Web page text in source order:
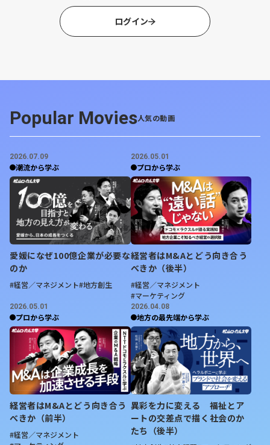
ログイン
所に 新アリーナで小川オーナー
・
候補地を4カ所に絞り込み
中島公園、真駒内公園など4カ所に絞られた。来春までに
建設地を最終決定する方針で、札幌市にも計画を説明す
る。
・各候補地の特徴と課題
苗穂は広大な用地を活用したまちづくりが期待される一
方、工場移転や土壌改良が課題。中島公園や真駒内公園で
は既存施設の再整備やパークPFIの活用を検討している。
・新アリーナで地域活性化を目指す
小川嶺オーナーは、利便性の高い札幌中心部でアリーナ整
備を進め、試合開催だけでなく周辺開発も含めた地域活性
化につなげる考えを示している。
【コメント】
レバンガの新アリーナは、思った以上に動きが早いです
ね。札幌市も巻き込んで来春まで決めようとしている。小
川オーナーは本格的に経営をスタートしてまだ1年ぐらい
なのに、北海道にも広く人脈を築いて動いていってます。
しかもタイミーの経営をやりながら。わずか28歳で人生
Popular Movies人気の動画
2026.07.09
潮流から学ぶ
愛媛になぜ100億企業が必要な
のか
#経営／マネジメント#地方創生
2026.05.01
プロから学ぶ
経営者はM&Aとどう向き合う
べきか（後半）
#経営／マネジメント
#マーケティング
2026.05.01
プロから学ぶ
経営者はM&Aとどう向き合う
べきか（前半）
#経営／マネジメント
2026.04.08
地方の最先端から学ぶ
異彩を力に変える 福祉とア
ートの交差点で描く社会のか
たち（後半）